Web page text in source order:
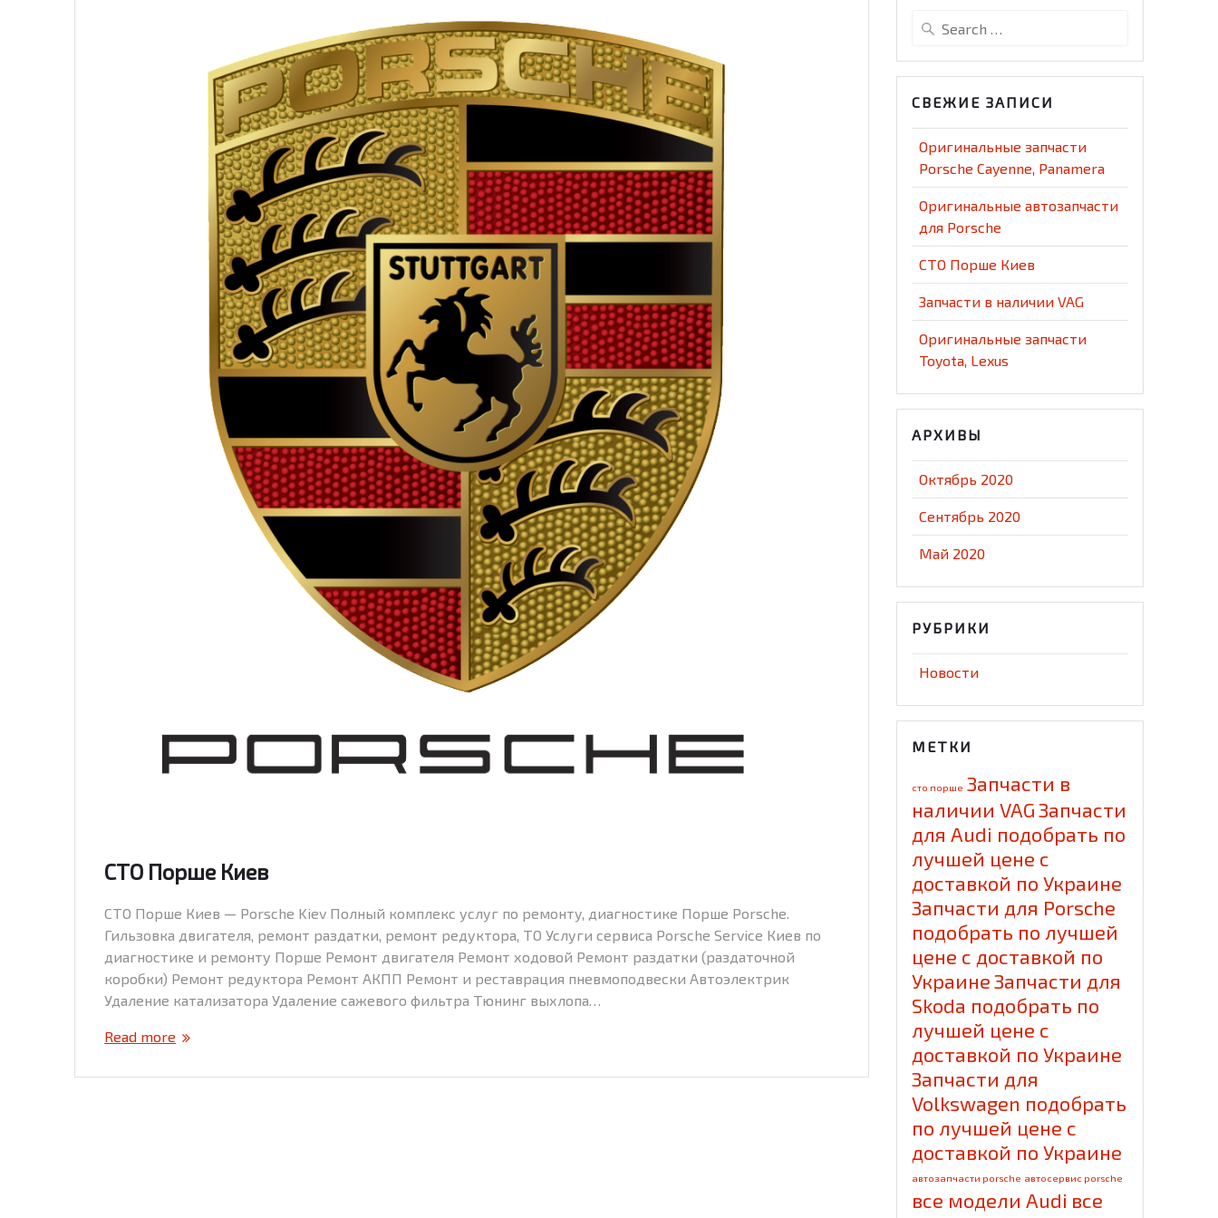
СТО Порше Киев
СТО Порше Киев — Porsche Kiev Полный комплекс услуг по ремонту, диагностике Порше Porsche.
Гильзовка двигателя, ремонт раздатки, ремонт редуктора, ТО Услуги сервиса Porsche Service Киев по
диагностике и ремонту Порше Ремонт двигателя Ремонт ходовой Ремонт раздатки (раздаточной
коробки) Ремонт редуктора Ремонт АКПП Ремонт и реставрация пневмоподвески Автоэлектрик
Удаление катализатора Удаление сажевого фильтра Тюнинг выхлопа…
Read more
Search
СВЕЖИЕ ЗАПИСИ
Оригинальные запчасти
Porsche Cayenne, Panamera
Оригинальные автозапчасти
для Porsche
СТО Порше Киев
Запчасти в наличии VAG
Оригинальные запчасти
Toyota, Lexus
АРХИВЫ
Октябрь 2020
Сентябрь 2020
Май 2020
РУБРИКИ
Новости
МЕТКИ
cто порше Запчасти в
наличии VAG Запчасти
для Audi подобрать по
лучшей цене с
доставкой по Украине
Запчасти для Porsche
подобрать по лучшей
цене с доставкой по
Украине Запчасти для
Skoda подобрать по
лучшей цене с
доставкой по Украине
Запчасти для
Volkswagen подобрать
по лучшей цене с
доставкой по Украине
автозапчасти porsche автосервис porsche
все модели Audi все